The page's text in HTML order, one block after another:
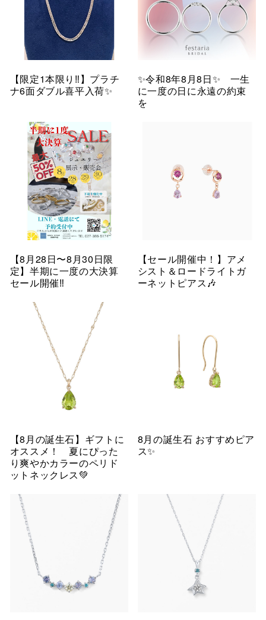
【限定1本限り‼︎】プラチ
ナ6面ダブル喜平入荷✨
✨令和8年8月8日✨ 一生
に一度の日に永遠の約束
を
【8月28日〜8月30日限
定】半期に一度の大決算
セール開催‼︎
【セール開催中！】アメ
シスト＆ロードライトガ
ーネットピアス🎶
【8月の誕生石】ギフトに
オススメ！ 夏にぴった
り爽やかカラーのペリド
ットネックレス💚
8月の誕生石 おすすめピア
ス✨